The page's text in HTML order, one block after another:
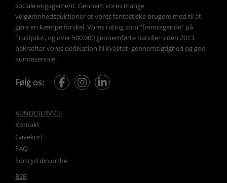
sociale engagement. Gennem vores mange
velgørenhedsauktioner er vores fantastiske brugere med til at
gøre en kæmpe forskel. Vores rating som ”fremragende” på
Trustpilot, og over 500.000 gennemførte handler siden 2013,
bekræfter vores dedikation til kvalitet, gennemsigtighed og god
kundeservice.
Følg os:
KUNDESERVICE
Kontakt
Gavekort
FAQ
Fortryd din ordre
B2B